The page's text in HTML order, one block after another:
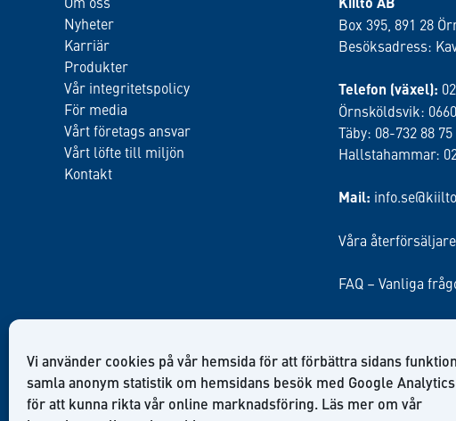
Vi använder cookies på vår hemsida för att förbättra sidans
samla anonym statistik om hemsidans besök med Google
för att kunna rikta vår online marknadsföring. Läs mer om vår
Nyheter
Karriär
Produkter
Vår integritetspolicy
För media
Vårt företags ansvar
Vårt löfte till miljön
Kontakt
Box 395, 891 28
Besöksadress:
Telefon (växel):
Örnsköldsvik:
Täby: 08-732 88 75
Hallstahammar:
Mail:
Våra återförsäljare
FAQ – Vanliga